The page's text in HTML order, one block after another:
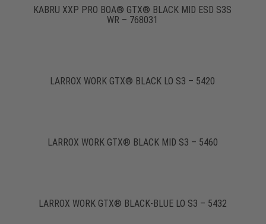
KABRU XXP PRO BOA® GTX® BLACK MID ESD S3S
WR – 768031
LARROX WORK GTX® BLACK LO S3 – 5420
LARROX WORK GTX® BLACK MID S3 – 5460
LARROX WORK GTX® BLACK-BLUE LO S3 – 5432